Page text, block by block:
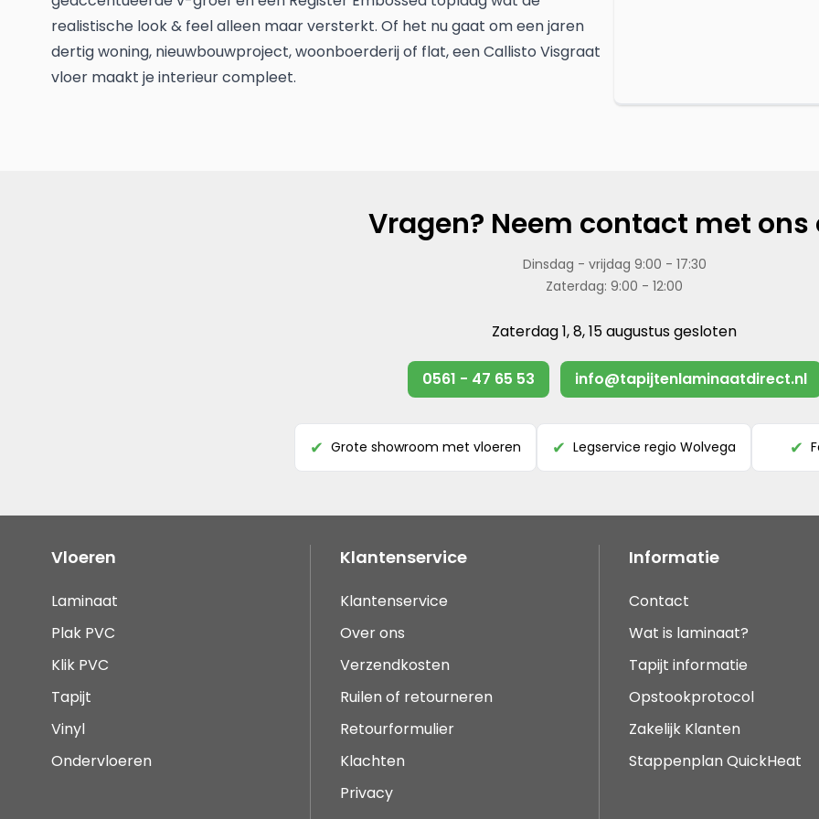
realistische look & feel alleen maar versterkt. Of het nu gaat om een jaren
dertig woning, nieuwbouwproject, woonboerderij of flat, een Callisto Visgraat
vloer maakt je interieur compleet.
Vragen? Neem contact met ons
Dinsdag - vrijdag 9:00 - 17:30
Zaterdag: 9:00 - 12:00
Zaterdag 1, 8, 15 augustus gesloten
0561 - 47 65 53 info@tapijtenlaminaatdirect.nl
✔ Grote showroom met vloeren ✔ Legservice regio Wolvega ✔
Vloeren
Laminaat
Plak PVC
Klik PVC
Tapijt
Vinyl
Ondervloeren
Klantenservice
Klantenservice
Over ons
Verzendkosten
Ruilen of retourneren
Retourformulier
Klachten
Privacy
Informatie
Contact
Wat is laminaat?
Tapijt informatie
Opstookprotocol
Zakelijk Klanten
Stappenplan QuickHeat